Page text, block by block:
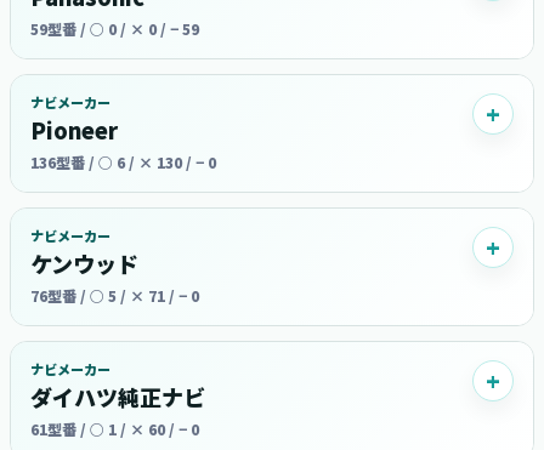
59型番 / ○ 0 / × 0 / − 59
ナビメーカー
Pioneer
136型番 / ○ 6 / × 130 / − 0
ナビメーカー
ケンウッド
76型番 / ○ 5 / × 71 / − 0
ナビメーカー
ダイハツ純正ナビ
61型番 / ○ 1 / × 60 / − 0